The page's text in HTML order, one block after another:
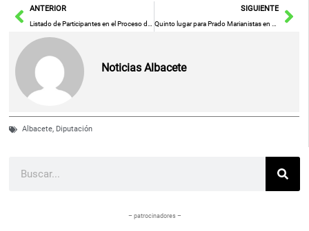
AntANTERIOR SIGUIENTE
Noticias Albacete
Albacete, Diputación
– patrocinadores –